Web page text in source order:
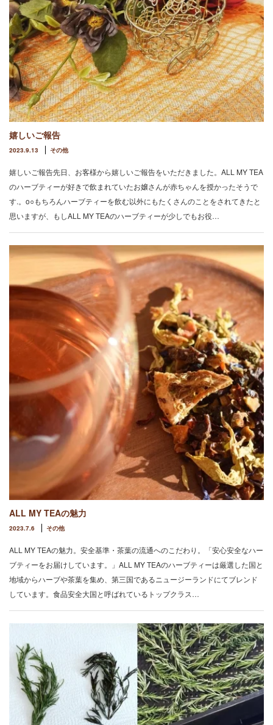
嬉しいご報告
2023.9.13 その他
嬉しいご報告先日、お客様から嬉しいご報告をいただきました。ALL MY TEA
のハーブティーが好きで飲まれていたお嬢さんが赤ちゃんを授かったそうで
す.。o○もちろんハーブティーを飲む以外にもたくさんのことをされてきたと
思いますが、もしALL MY TEAのハーブティーが少しでもお役…
ALL MY TEAの魅力
2023.7.6 その他
ALL MY TEAの魅力。安全基準・茶葉の流通へのこだわり。「安心安全なハー
ブティーをお届けしています。」ALL MY TEAのハーブティーは厳選した国と
地域からハーブや茶葉を集め、第三国であるニュージーランドにてブレンド
しています。食品安全大国と呼ばれているトップクラス…